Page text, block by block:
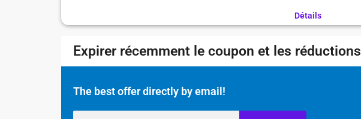
Détails
Expirer récemment le coupon et les réductions
The best offer directly by email!